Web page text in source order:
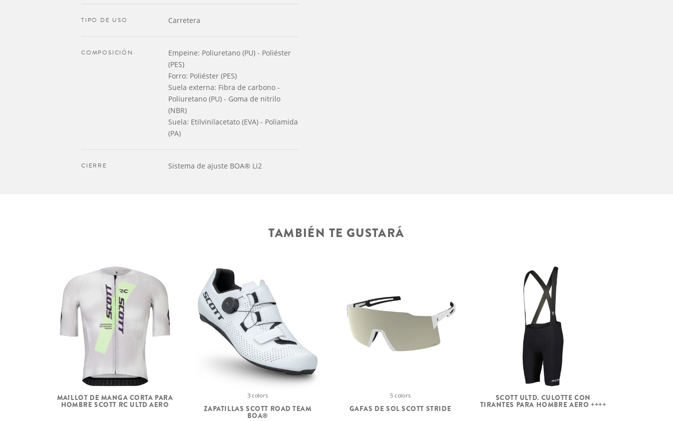
TIPO DE USO Carretera
COMPOSICIÓN
Empeine: Poliuretano (PU) - Poliéster
(PES)
Forro: Poliéster (PES)
Suela externa: Fibra de carbono -
Poliuretano (PU) - Goma de nitrilo
(NBR)
Suela: Etilvinilacetato (EVA) - Poliamida
(PA)
CIERRE Sistema de ajuste BOA® Li2
TAMBIÉN TE GUSTARÁ
MAILLOT DE MANGA CORTA PARA
HOMBRE SCOTT RC ULTD AERO
3 colors
ZAPATILLAS SCOTT ROAD TEAM
BOA®
5 colors
GAFAS DE SOL SCOTT STRIDE
SCOTT ULTD. CULOTTE CON
TIRANTES PARA HOMBRE AERO ++++